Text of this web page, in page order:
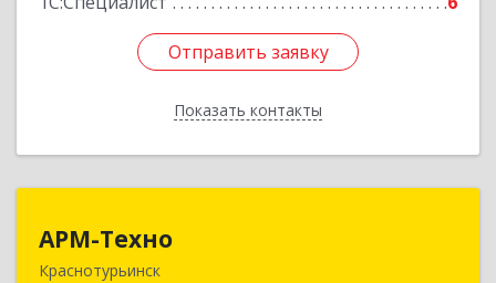
Отправить заявку
Показать контакты
Отправить заявку
Назад
АРМ-Техно
Краснотурьинск
624447, Свердловская обл, Краснотурьинск г,